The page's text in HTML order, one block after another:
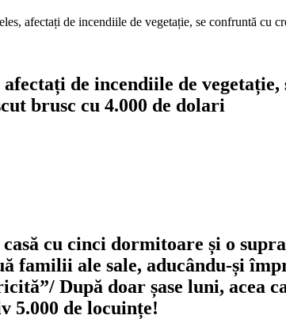
afectați de incendiile de vegetație, se confruntă
de incendiile de
brusc cu 4.000 de dolari
cu cinci dormitoare și o
familii ale sale, aducându-și
După doar șase luni, acea
5.000 de locuințe!